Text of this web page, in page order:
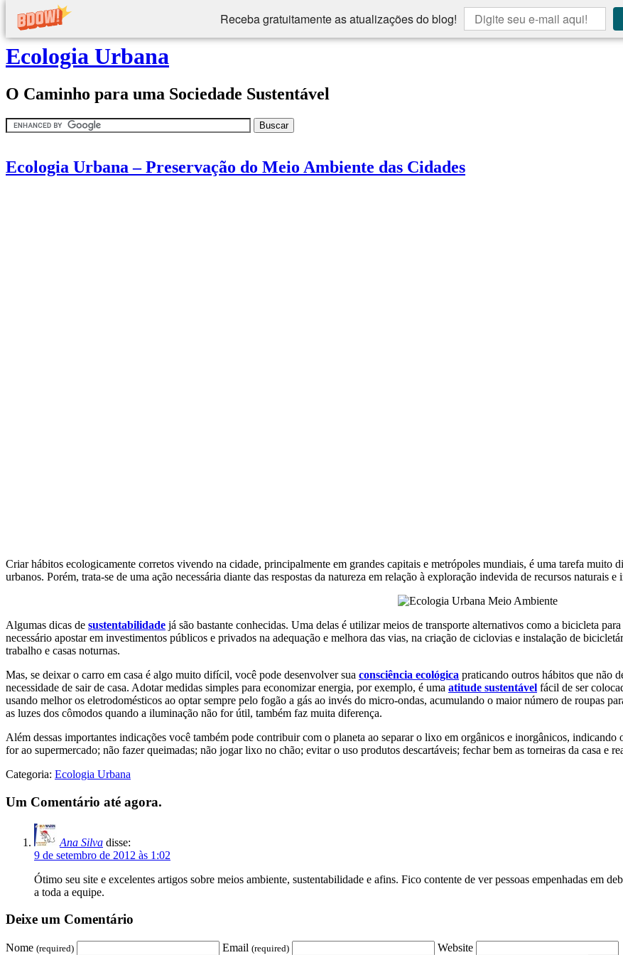
Receba gratuitamente as atualizações do blog!
Ecologia Urbana
O Caminho para uma Sociedade Sustentável
Ecologia Urbana – Preservação do Meio Ambiente das Cidades
Criar hábitos ecologicamente corretos vivendo na cidade, principalmente em grandes capitais e metrópoles mundiais, é uma tarefa muito
urbanos. Porém, trata-se de uma ação necessária diante das respostas da natureza em relação à exploração indevida de recursos naturais
Algumas dicas de sustentabilidade já são bastante conhecidas. Uma delas é utilizar meios de transporte alternativos como a bicicleta
necessário apostar em investimentos públicos e privados na adequação e melhora das vias, na criação de ciclovias e instalação de
trabalho e casas noturnas.
Mas, se deixar o carro em casa é algo muito difícil, você pode desenvolver sua consciência ecológica praticando outros hábitos que não
necessidade de sair de casa. Adotar medidas simples para economizar energia, por exemplo, é uma atitude sustentável fácil de ser
usando melhor os eletrodomésticos ao optar sempre pelo fogão a gás ao invés do micro-ondas, acumulando o maior número de roupas
as luzes dos cômodos quando a iluminação não for útil, também faz muita diferença.
Além dessas importantes indicações você também pode contribuir com o planeta ao separar o lixo em orgânicos e inorgânicos,
for ao supermercado; não fazer queimadas; não jogar lixo no chão; evitar o uso produtos descartáveis; fechar bem as torneiras da casa e
Categoria: Ecologia Urbana
Um Comentário até agora.
Ana Silva disse:
9 de setembro de 2012 às 1:02
Ótimo seu site e excelentes artigos sobre meios ambiente, sustentabilidade e afins. Fico contente de ver pessoas empenhadas em
a toda a equipe.
Deixe um Comentário
Nome (required) Email (required) Website